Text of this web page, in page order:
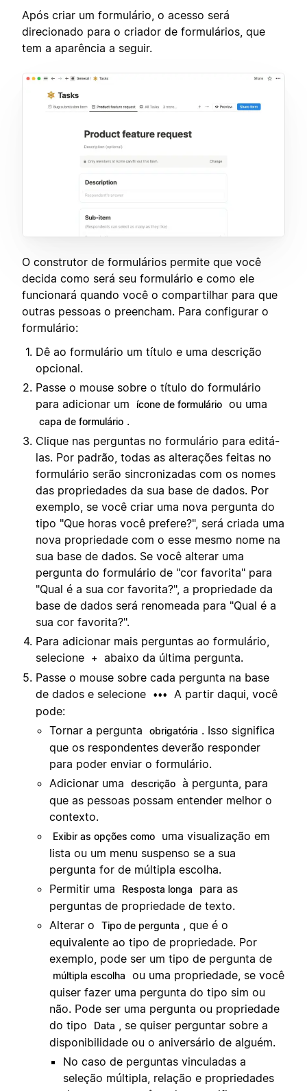
Após criar um formulário, o acesso será
direcionado para o criador de formulários, que
tem a aparência a seguir.
O construtor de formulários permite que você
decida como será seu formulário e como ele
funcionará quando você o compartilhar para que
outras pessoas o preencham. Para configurar o
formulário:
Dê ao formulário um título e uma descrição
opcional.
Passe o mouse sobre o título do formulário
para adicionar um
ícone de formulário ou uma
capa de formulário .
Clique nas perguntas no formulário para editá-
las. Por padrão, todas as alterações feitas no
formulário serão sincronizadas com os nomes
das propriedades da sua base de dados. Por
exemplo, se você criar uma nova pergunta do
tipo "Que horas você prefere?", será criada uma
nova propriedade com o esse mesmo nome na
sua base de dados. Se você alterar uma
pergunta do formulário de "cor favorita" para
"Qual é a sua cor favorita?", a propriedade da
base de dados será renomeada para "Qual é a
sua cor favorita?".
Para adicionar mais perguntas ao formulário,
selecione
+
abaixo da última pergunta.
Passe o mouse sobre cada pergunta na base
de dados e selecione
•••
A partir daqui, você
pode:
Tornar a pergunta
obrigatória . Isso significa
que os respondentes deverão responder
para poder enviar o formulário.
Adicionar uma
descrição à pergunta, para
que as pessoas possam entender melhor o
contexto.
Exibir as opções como
uma visualização em
lista ou um menu suspenso se a sua
pergunta for de múltipla escolha.
Permitir uma
Resposta longa
para as
perguntas de propriedade de texto.
Alterar o
Tipo de pergunta
, que é o
equivalente ao tipo de propriedade. Por
exemplo, pode ser um tipo de pergunta de
múltipla escolha
ou uma propriedade, se você
quiser fazer uma pergunta do tipo sim ou
não. Pode ser uma pergunta ou propriedade
do tipo
Data
, se quiser perguntar sobre a
disponibilidade ou o aniversário de alguém.
No caso de perguntas vinculadas a
seleção múltipla, relação e propriedades